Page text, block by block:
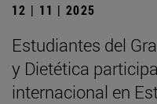
12 | 11 | 2025
Estudiantes del
y Dietética
internacional en